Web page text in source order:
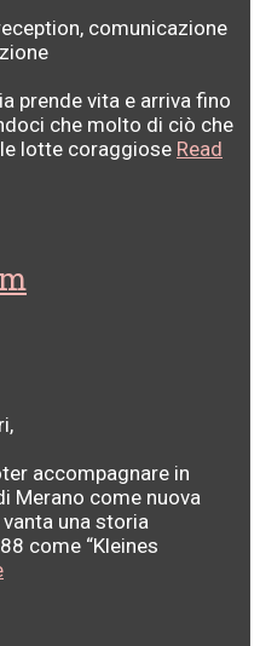
comunicazione
prende vita e arriva fino
che molto di ciò che
lotte coraggiose Read
accompagnare in
Merano come nuova
una storia
come “Kleines